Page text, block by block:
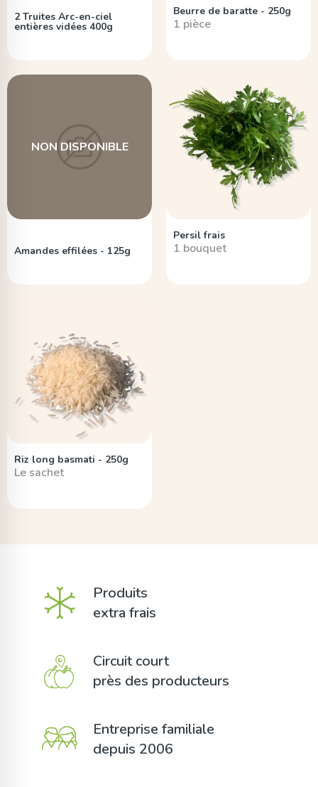
2 Truites Arc-en-ciel
entières vidées 400g
Beurre de baratte - 250g
1 pièce
NON DISPONIBLE
Amandes effilées - 125g
Persil frais
1 bouquet
Riz long basmati - 250g
Le sachet
Produits
extra frais
Circuit court
près des producteurs
Entreprise familiale
depuis 2006